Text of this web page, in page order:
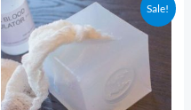
Sale!
precio
original
era:
S/1,700.00.
precio
actual
S/900.00.